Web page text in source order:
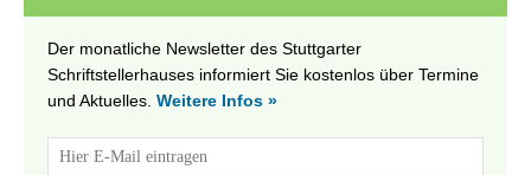
Der monatliche Newsletter des Stuttgarter
Schriftstellerhauses informiert Sie kostenlos über Termine
und Aktuelles. Weitere Infos »